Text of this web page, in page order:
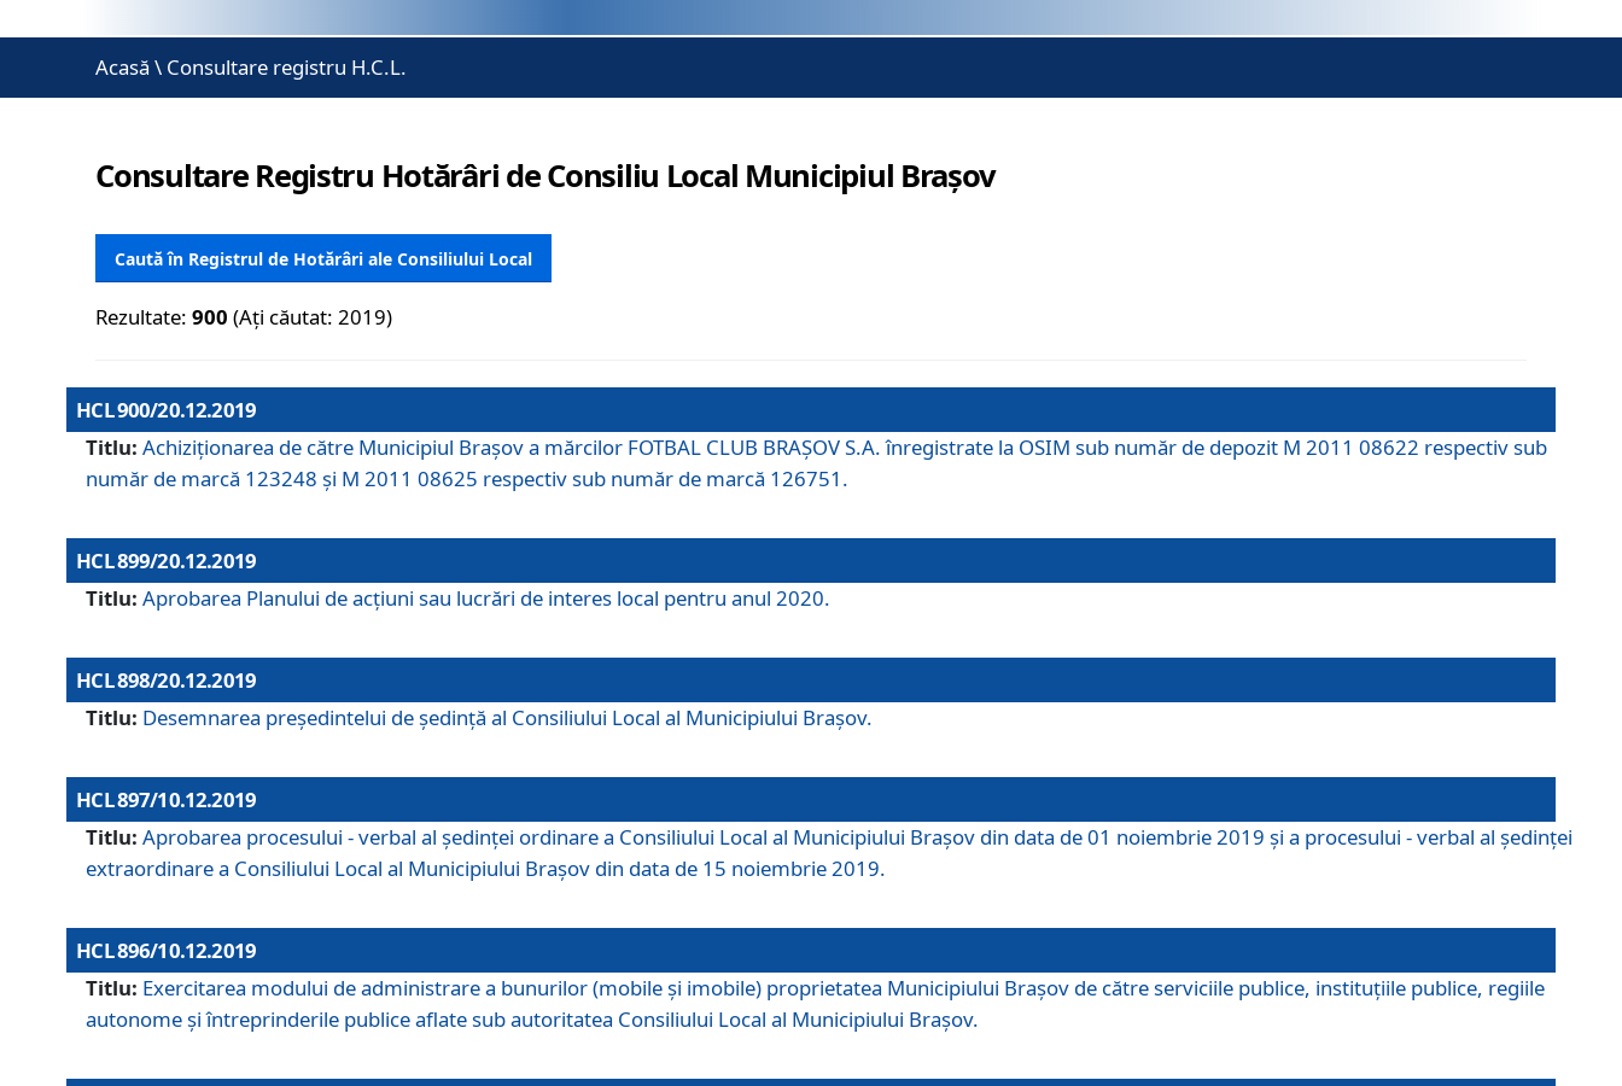
Acasă \ Consultare registru H.C.L.
Consultare Registru Hotărâri de Consiliu Local Municipiul Brașov
Caută în Registrul de Hotărâri ale Consiliului Local
Rezultate:900 (Ați căutat: 2019)
HCL 900/20.12.2019
Titlu: Achiziționarea de către Municipiul Brașov a mărcilor FOTBAL CLUB BRAȘOV S.A. înregistrate la OSIM sub număr de depozit M 2011 08622 respectiv sub
număr de marcă 123248 și M 2011 08625 respectiv sub număr de marcă 126751.
HCL 899/20.12.2019
Titlu: Aprobarea Planului de acţiuni sau lucrări de interes local pentru anul 2020.
HCL 898/20.12.2019
Titlu: Desemnarea preşedintelui de şedinţă al Consiliului Local al Municipiului Braşov.
HCL 897/10.12.2019
Titlu: Aprobarea procesului - verbal al şedinţei ordinare a Consiliului Local al Municipiului Brașov din data de 01 noiembrie 2019 și a procesului - verbal al ședinței
extraordinare a Consiliului Local al Municipiului Brașov din data de 15 noiembrie 2019.
HCL 896/10.12.2019
Titlu: Exercitarea modului de administrare a bunurilor (mobile și imobile) proprietatea Municipiului Brașov de către serviciile publice, instituțiile publice, regiile
autonome și întreprinderile publice aflate sub autoritatea Consiliului Local al Municipiului Brașov.